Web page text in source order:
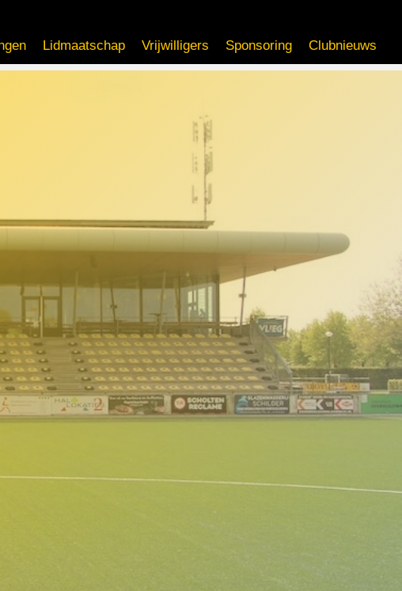
Lidmaatschap Vrijwilligers Sponsoring Clubnieuws